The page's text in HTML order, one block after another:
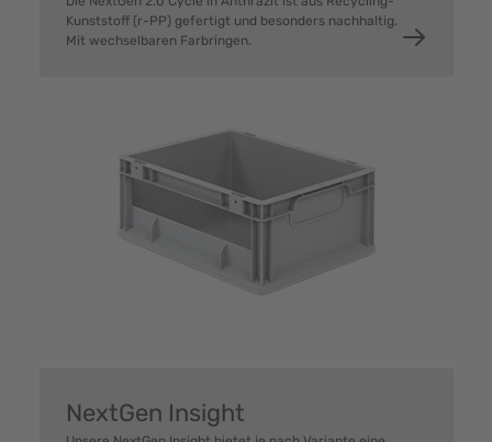
Kunststoff (r-PP) gefertigt und besonders nachhaltig.
Mit wechselbaren Farbringen.
NextGen Insight